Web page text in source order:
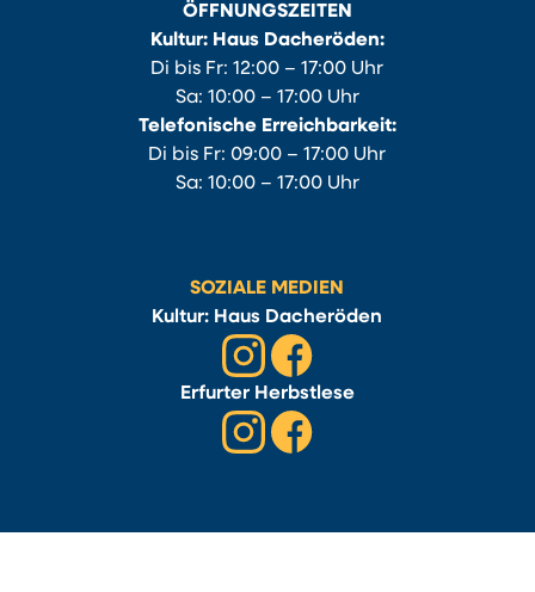
ÖFFNUNGSZEITEN
Kultur: Haus Dacheröden:
Di bis Fr: 12:00 – 17:00 Uhr
Sa: 10:00 – 17:00 Uhr
Telefonische Erreichbarkeit:
Di bis Fr: 09:00 – 17:00 Uhr
Sa: 10:00 – 17:00 Uhr
SOZIALE MEDIEN
Kultur: Haus Dacheröden
Erfurter Herbstlese